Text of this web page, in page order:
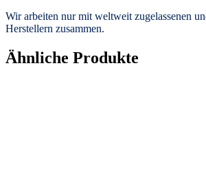
Wir arbeiten nur mit weltweit zugelassenen
Herstellern zusammen.
Ähnliche Produkte